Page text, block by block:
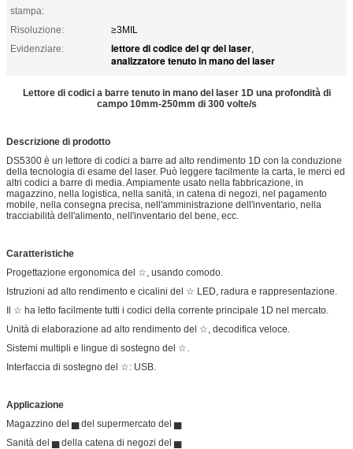
stampa:
Risoluzione:
≥3MIL
Evidenziare:
lettore di codice del qr del laser,
analizzatore tenuto in mano del laser
Lettore di codici a barre tenuto in mano del laser 1D una profondità di
campo 10mm-250mm di 300 volte/s
Descrizione di prodotto
DS5300 è un lettore di codici a barre ad alto rendimento 1D con la conduzione
della tecnologia di esame del laser. Può leggere facilmente la carta, le merci ed
altri codici a barre di media. Ampiamente usato nella fabbricazione, in
magazzino, nella logistica, nella sanità, in catena di negozi, nel pagamento
mobile, nella consegna precisa, nell'amministrazione dell'inventario, nella
tracciabilità dell'alimento, nell'inventario del bene, ecc.
Caratteristiche
Progettazione ergonomica del ☆, usando comodo.
Istruzioni ad alto rendimento e cicalini del ☆ LED, radura e rappresentazione.
Il ☆ ha letto facilmente tutti i codici della corrente principale 1D nel mercato.
Unità di elaborazione ad alto rendimento del ☆, decodifica veloce.
Sistemi multipli e lingue di sostegno del ☆.
Interfaccia di sostegno del ☆: USB.
Applicazione
Magazzino del ▅ del supermercato del ▅
Sanità del ▅ della catena di negozi del ▅